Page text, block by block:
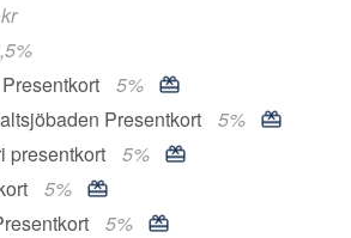
5%
Presentkort
5%
presentkort
5%
5%
5%